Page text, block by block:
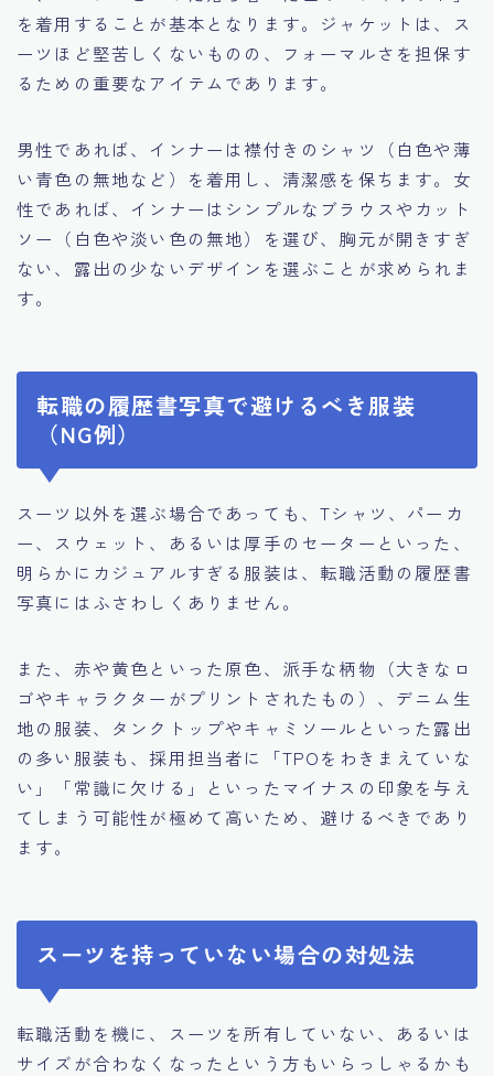
を着用することが基本となります。ジャケットは、ス
ーツほど堅苦しくないものの、フォーマルさを担保す
るための重要なアイテムであります。
男性であれば、インナーは襟付きのシャツ（白色や薄
い青色の無地など）を着用し、清潔感を保ちます。女
性であれば、インナーはシンプルなブラウスやカット
ソー（白色や淡い色の無地）を選び、胸元が開きすぎ
ない、露出の少ないデザインを選ぶことが求められま
す。
転職の履歴書写真で避けるべき服装
（NG例）
スーツ以外を選ぶ場合であっても、Tシャツ、パーカ
ー、スウェット、あるいは厚手のセーターといった、
明らかにカジュアルすぎる服装は、転職活動の履歴書
写真にはふさわしくありません。
また、赤や黄色といった原色、派手な柄物（大きなロ
ゴやキャラクターがプリントされたもの）、デニム生
地の服装、タンクトップやキャミソールといった露出
の多い服装も、採用担当者に「TPOをわきまえていな
い」「常識に欠ける」といったマイナスの印象を与え
てしまう可能性が極めて高いため、避けるべきであり
ます。
スーツを持っていない場合の対処法
転職活動を機に、スーツを所有していない、あるいは
サイズが合わなくなったという方もいらっしゃるかも